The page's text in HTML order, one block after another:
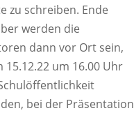
zu schreiben. Ende
werden die
dann vor Ort sein,
15.12.22 um 16.00 Uhr
bei der Präsentation